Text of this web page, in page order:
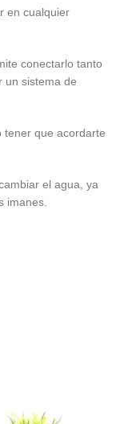
en cualquier
conectarlo tanto
un sistema de
tener que acordarte
el agua, ya
imanes.